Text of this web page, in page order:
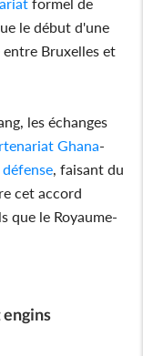
le début d'une
Bruxelles et
les échanges
Ghana-
défense, faisant du
cet accord
que le Royaume-